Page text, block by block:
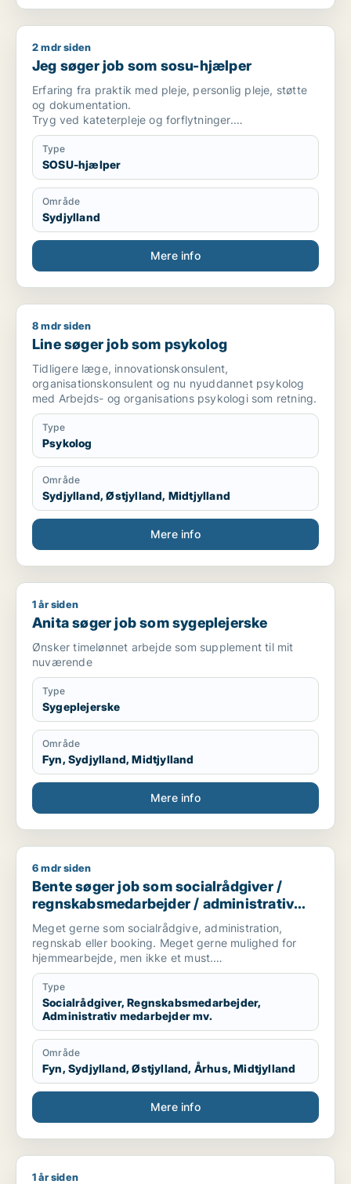
Jeg søger job som sosu-hjælper
2 mdr siden
Jeg søger job som sosu-hjælper
Erfaring fra praktik med pleje, personlig pleje, støtte
og dokumentation.
Tryg ved kateterpleje og forflytninger.
Ønsker arbejde i Riby, Landvej, Haderslev og omegn.
Arbejder roligt, ansvarligt og med respekt for
borgerne.
Type
SOSU-hjælper
Område
Sydjylland
Mere info
Line søger job som psykolog
8 mdr siden
Line søger job som psykolog
Tidligere læge, innovationskonsulent,
organisationskonsulent og nu nyuddannet psykolog
med Arbejds- og organisations psykologi som retning.
Type
Psykolog
Område
Sydjylland, Østjylland, Midtjylland
Mere info
Anita søger job som sygeplejerske
1 år siden
Anita søger job som sygeplejerske
Ønsker timelønnet arbejde som supplement til mit
nuværende
Type
Sygeplejerske
Område
Fyn, Sydjylland, Midtjylland
Mere info
Bente søger job som socialrådgiver /
6 mdr siden
Bente søger job som socialrådgiver /
regnskabsmedarbejder / administrativ
medarbejder / kontorassistent
Meget gerne som socialrådgive, administration,
regnskab eller booking. Meget gerne mulighed for
hjemmearbejde, men ikke et must.
Sekretær for studerende
Type
Socialrådgiver, Regnskabsmedarbejder,
Administrativ medarbejder mv.
Område
Fyn, Sydjylland, Østjylland, Århus, Midtjylland
Mere info
Funsho søger job som lagermedarbejder /
1 år siden